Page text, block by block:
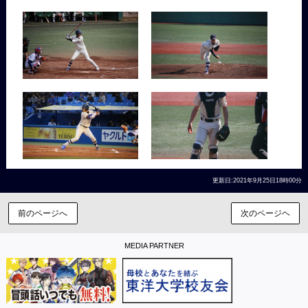
更新日:2021年9月25日18時00分
前のページへ 次のページヘ
MEDIA PARTNER